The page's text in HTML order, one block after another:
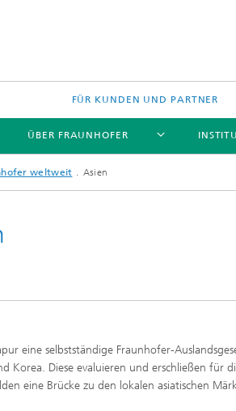
FÜR KUNDEN UND PARTNER
ÜBER FRAUNHOFER
Leitprojekte
weltweit Asien
eine selbstständige Fraunhofer-
Korea. Diese evaluieren und erschließen für
eine Brücke zu den lokalen asiatischen